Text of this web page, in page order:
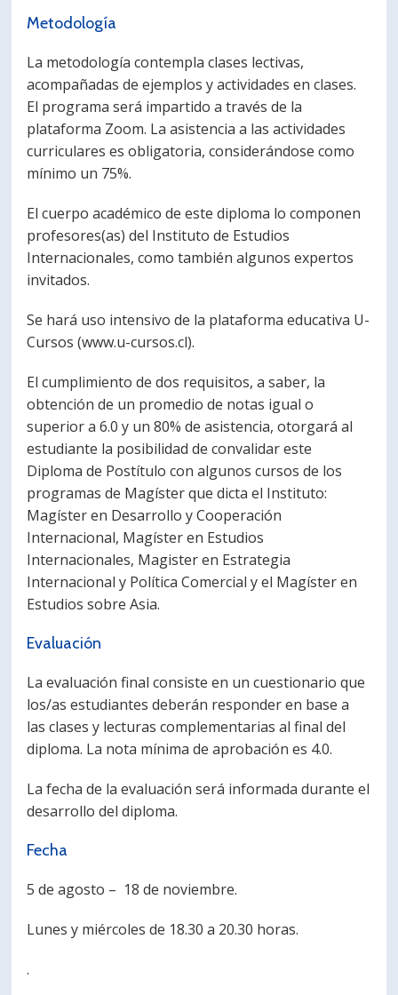
Metodología
La metodología contempla clases lectivas,
acompañadas de ejemplos y actividades en clases.
El programa será impartido a través de la
plataforma Zoom. La asistencia a las actividades
curriculares es obligatoria, considerándose como
mínimo un 75%.
El cuerpo académico de este diploma lo componen
profesores(as) del Instituto de Estudios
Internacionales, como también algunos expertos
invitados.
Se hará uso intensivo de la plataforma educativa U-
Cursos (www.u-cursos.cl).
El cumplimiento de dos requisitos, a saber, la
obtención de un promedio de notas igual o
superior a 6.0 y un 80% de asistencia, otorgará al
estudiante la posibilidad de convalidar este
Diploma de Postítulo con algunos cursos de los
programas de Magíster que dicta el Instituto:
Magíster en Desarrollo y Cooperación
Internacional, Magíster en Estudios
Internacionales, Magister en Estrategia
Internacional y Política Comercial y el Magíster en
Estudios sobre Asia.
Evaluación
La evaluación final consiste en un cuestionario que
los/as estudiantes deberán responder en base a
las clases y lecturas complementarias al final del
diploma. La nota mínima de aprobación es 4.0.
La fecha de la evaluación será informada durante el
desarrollo del diploma.
Fecha
5 de agosto – 18 de noviembre.
Lunes y miércoles de 18.30 a 20.30 horas.
.